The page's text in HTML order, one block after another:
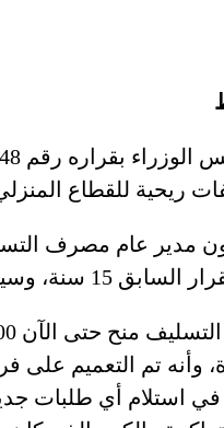
ريحية للقطاع المنزلي
مدير عام مصرف
الجديد عند إبلاغهم بشكل رسمي.
وأنه تم التعميم على
في استلام أي طلبات